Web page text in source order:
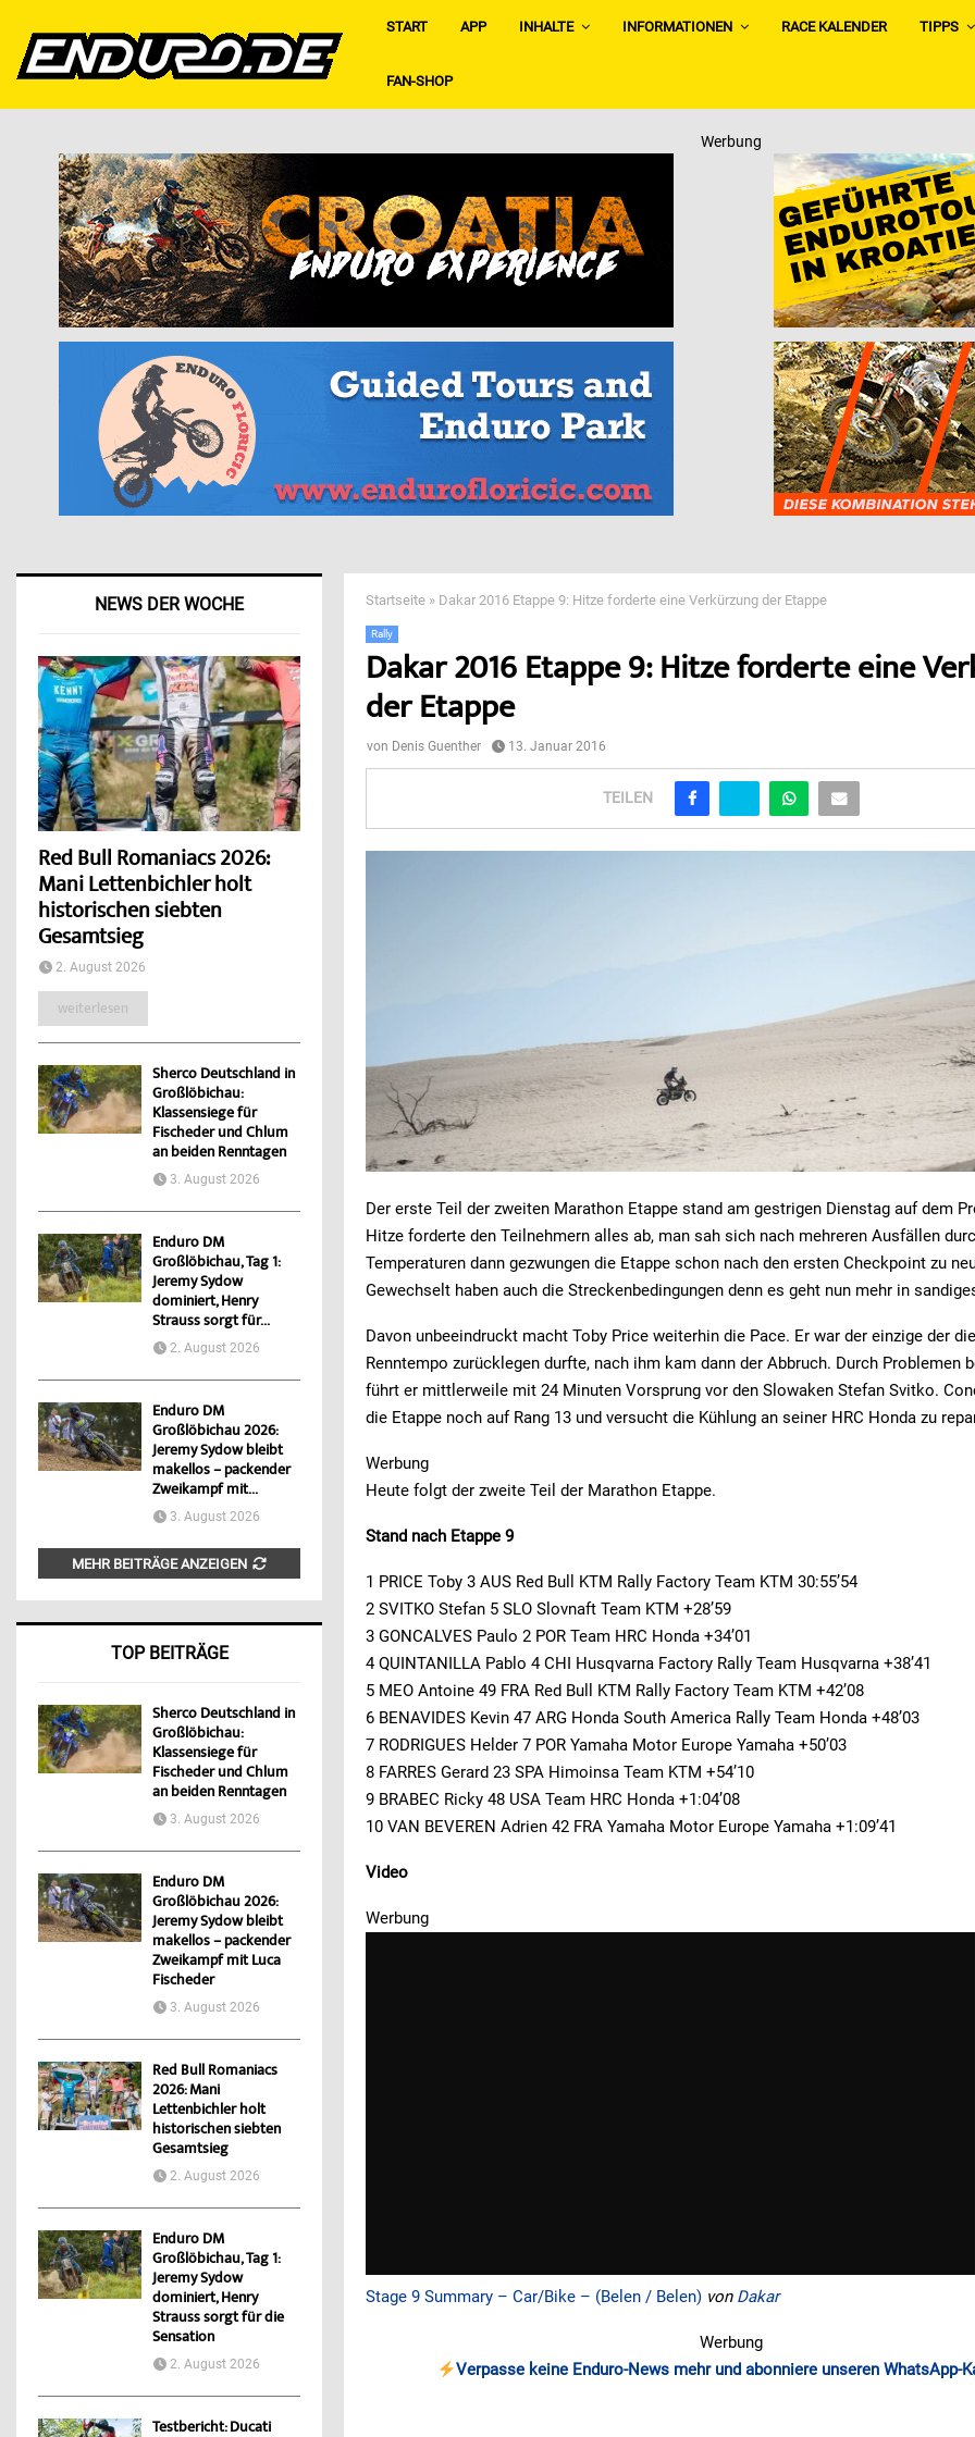
START APP INHALTE INFORMATIONEN RACE KALENDER TIPPS
FAN-SHOP
Werbung
Startseite » Dakar 2016 Etappe 9: Hitze forderte eine Verkürzung der Etappe
Rally
Dakar 2016 Etappe 9: Hitze forderte eine
der Etappe
von Denis Guenther 13. Januar 2016
TEILEN
Der erste Teil der zweiten Marathon Etappe stand am gestrigen Dienstag auf dem
Hitze forderte den Teilnehmern alles ab, man sah sich nach mehreren Ausfällen
Temperaturen dann gezwungen die Etappe schon nach den ersten Checkpoint zu
Gewechselt haben auch die Streckenbedingungen denn es geht nun mehr in
Davon unbeeindruckt macht Toby Price weiterhin die Pace. Er war der einzige der
Renntempo zurücklegen durfte, nach ihm kam dann der Abbruch. Durch Problemen
führt er mittlerweile mit 24 Minuten Vorsprung vor den Slowaken Stefan Svitko.
die Etappe noch auf Rang 13 und versucht die Kühlung an seiner HRC Honda zu
Werbung
Heute folgt der zweite Teil der Marathon Etappe.
Stand nach Etappe 9
1 PRICE Toby 3 AUS Red Bull KTM Rally Factory Team KTM 30:55’54
2 SVITKO Stefan 5 SLO Slovnaft Team KTM +28’59
3 GONCALVES Paulo 2 POR Team HRC Honda +34’01
4 QUINTANILLA Pablo 4 CHI Husqvarna Factory Rally Team Husqvarna +38’41
5 MEO Antoine 49 FRA Red Bull KTM Rally Factory Team KTM +42’08
6 BENAVIDES Kevin 47 ARG Honda South America Rally Team Honda +48’03
7 RODRIGUES Helder 7 POR Yamaha Motor Europe Yamaha +50’03
8 FARRES Gerard 23 SPA Himoinsa Team KTM +54’10
9 BRABEC Ricky 48 USA Team HRC Honda +1:04’08
10 VAN BEVEREN Adrien 42 FRA Yamaha Motor Europe Yamaha +1:09’41
Video
Werbung
Stage 9 Summary – Car/Bike – (Belen / Belen) von Dakar
Werbung
Verpasse keine Enduro-News mehr und abonniere unseren WhatsApp-
NEWS DER WOCHE
Red Bull Romaniacs 2026:
Mani Lettenbichler holt
historischen siebten
Gesamtsieg
2. August 2026
weiterlesen
Sherco Deutschland in
Großlöbichau:
Klassensiege für
Fischeder und Chlum
an beiden Renntagen
3. August 2026
Enduro DM
Großlöbichau, Tag 1:
Jeremy Sydow
dominiert, Henry
Strauss sorgt für...
2. August 2026
Enduro DM
Großlöbichau 2026:
Jeremy Sydow bleibt
makellos – packender
Zweikampf mit...
3. August 2026
MEHR BEITRÄGE ANZEIGEN
TOP BEITRÄGE
Sherco Deutschland in
Großlöbichau:
Klassensiege für
Fischeder und Chlum
an beiden Renntagen
3. August 2026
Enduro DM
Großlöbichau 2026:
Jeremy Sydow bleibt
makellos – packender
Zweikampf mit Luca
Fischeder
3. August 2026
Red Bull Romaniacs
2026: Mani
Lettenbichler holt
historischen siebten
Gesamtsieg
2. August 2026
Enduro DM
Großlöbichau, Tag 1:
Jeremy Sydow
dominiert, Henry
Strauss sorgt für die
Sensation
2. August 2026
Testbericht: Ducati